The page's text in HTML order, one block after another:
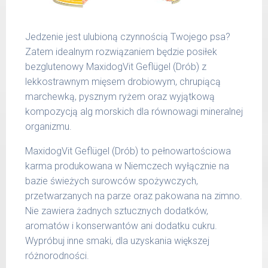
Podane liczby są wartościami orientacyjnymi.
Indywidualne potrzeby zależne są od rasy,
aktywności, warunków hodowli oraz innych
czynników.
Waga netto/Nr art.: 200 g/1000 | 400
g/1016 | 800 g/1024
Jedzenie jest ulubioną czynnością Twojego psa?
Zatem idealnym rozwiązaniem będzie posiłek
bezglutenowy MaxidogVit Geflügel (Drób) z
lekkostrawnym mięsem drobiowym, chrupiącą
marchewką, pysznym ryżem oraz wyjątkową
kompozycją alg morskich dla równowagi mineralnej
organizmu.
MaxidogVit Geflügel (Drób) to pełnowartościowa
karma produkowana w Niemczech wyłącznie na
bazie świeżych surowców spożywczych,
przetwarzanych na parze oraz pakowana na zimno.
Nie zawiera żadnych sztucznych dodatków,
aromatów i konserwantów ani dodatku cukru.
Wypróbuj inne smaki, dla uzyskania większej
różnorodności.